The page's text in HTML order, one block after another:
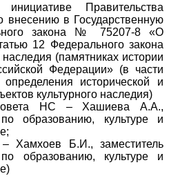
Правительства
внесению в Государственную
закона № 75207-8 «О
12 Федерального закона
(памятниках истории
Федерации» (в части
исторической и
культурного наследия)
НС – Хашиева А.А.,
образованию, культуре и
Хамхоев Б.И., заместитель
образованию, культуре и